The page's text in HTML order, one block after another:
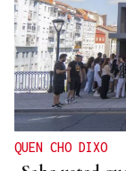
QUEN CHO DIXO